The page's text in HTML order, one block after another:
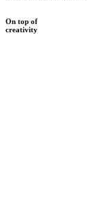
On top of
creativity